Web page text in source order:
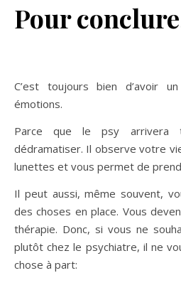
Pour
C’est toujours bien d’avoir
émotions.
Parce que le psy arrivera
dédramatiser. Il observe votre
lunettes et vous permet de
Il peut aussi, même souvent,
des choses en place. Vous
thérapie. Donc, si vous ne
plutôt chez le psychiatre, il ne
chose à part: